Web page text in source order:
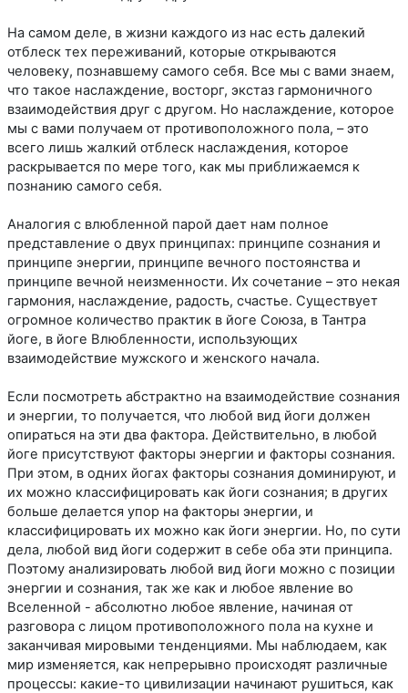
На самом деле, в жизни каждого из нас есть далекий
отблеск тех переживаний, которые открываются
человеку, познавшему самого себя. Все мы с вами знаем,
что такое наслаждение, восторг, экстаз гармоничного
взаимодействия друг с другом. Но наслаждение, которое
мы с вами получаем от противоположного пола, – это
всего лишь жалкий отблеск наслаждения, которое
раскрывается по мере того, как мы приближаемся к
познанию самого себя.
Аналогия с влюбленной парой дает нам полное
представление о двух принципах: принципе сознания и
принципе энергии, принципе вечного постоянства и
принципе вечной неизменности. Их сочетание – это некая
гармония, наслаждение, радость, счастье. Существует
огромное количество практик в йоге Союза, в Тантра
йоге, в йоге Влюбленности, использующих
взаимодействие мужского и женского начала.
Если посмотреть абстрактно на взаимодействие сознания
и энергии, то получается, что любой вид йоги должен
опираться на эти два фактора. Действительно, в любой
йоге присутствуют факторы энергии и факторы сознания.
При этом, в одних йогах факторы сознания доминируют, и
их можно классифицировать как йоги сознания; в других
больше делается упор на факторы энергии, и
классифицировать их можно как йоги энергии. Но, по сути
дела, любой вид йоги содержит в себе оба эти принципа.
Поэтому анализировать любой вид йоги можно с позиции
энергии и сознания, так же как и любое явление во
Вселенной - абсолютно любое явление, начиная от
разговора с лицом противоположного пола на кухне и
заканчивая мировыми тенденциями. Мы наблюдаем, как
мир изменяется, как непрерывно происходят различные
процессы: какие-то цивилизации начинают рушиться, как